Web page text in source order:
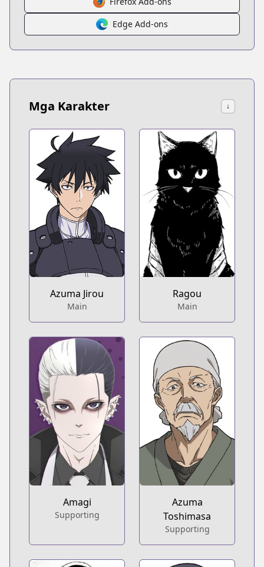
Edge Add-ons
Mga Karakter ↓
Azuma Jirou
Main
Ragou
Main
Amagi
Supporting
Azuma
Toshimasa
Supporting